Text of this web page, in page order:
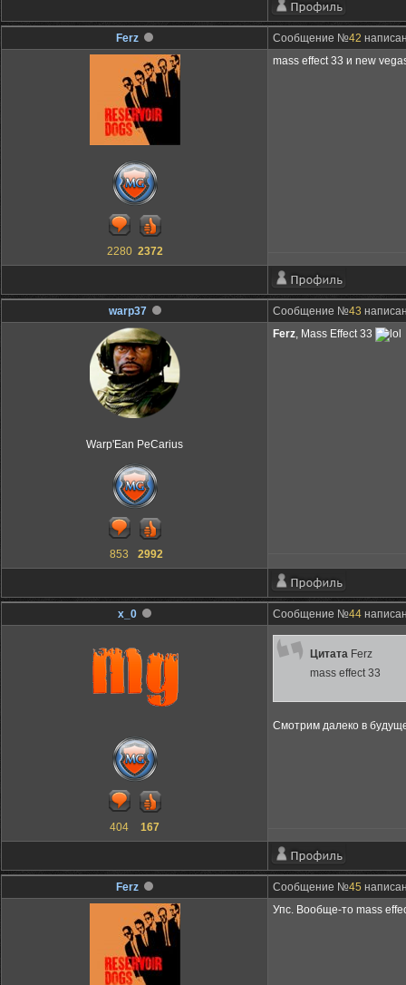
Ferz Сообщение №42
2280 2372
mass effect 33 и new
warp37 Сообщение №43
Warp'Ean PeCarius
853 2992
Ferz, Mass Effect 33
x_0 Сообщение №44
404 167
Цитата Ferz
mass effect 33
Смотрим далеко в
Ferz Сообщение №45
Упс. Вообще-то mass